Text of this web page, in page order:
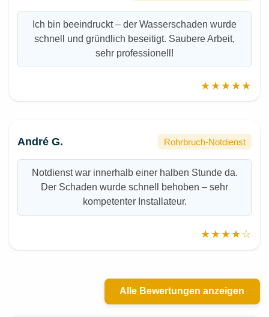
Ich bin beeindruckt – der Wasserschaden wurde
schnell und gründlich beseitigt. Saubere Arbeit,
sehr professionell!
★★★★★
André G. Rohrbruch-Notdienst
Notdienst war innerhalb einer halben Stunde da.
Der Schaden wurde schnell behoben – sehr
kompetenter Installateur.
★★★★☆
Alle Bewertungen anzeigen